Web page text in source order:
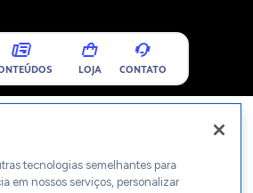
LOJA CONTATO
tecnologias semelhantes para
em nossos serviços, personalizar